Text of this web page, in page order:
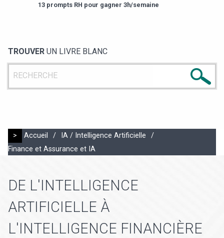
13 prompts RH pour gagner 3h/semaine
TROUVER UN LIVRE BLANC
> Accueil / IA / Intelligence Artificielle
/
Finance et Assurance et IA
DE L'INTELLIGENCE
ARTIFICIELLE À
L'INTELLIGENCE FINANCIÈRE